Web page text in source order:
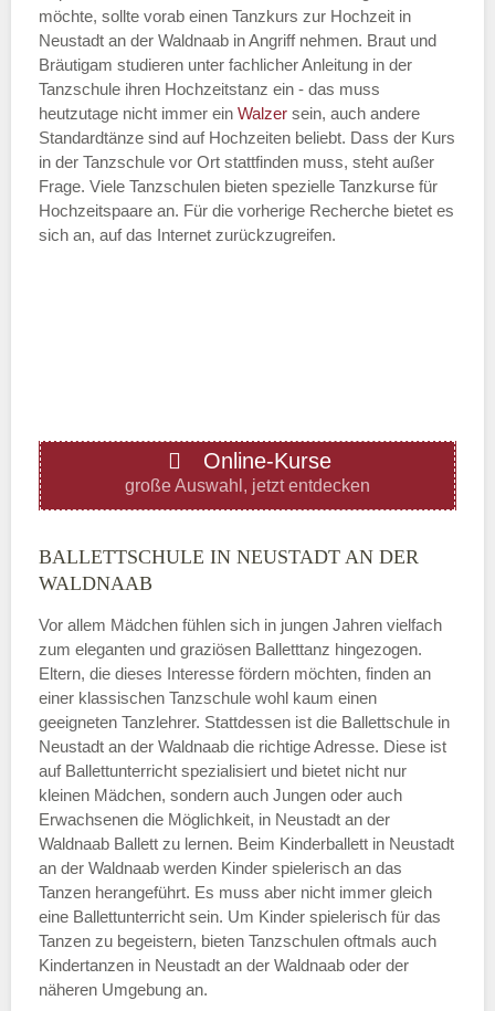
ÖFFNUNGSZEITEN HINZUFÜGEN
Dienstag
—
ÖFFNUNGSZEITEN HINZUFÜGEN
Donnerstag
—
Freitag
—
ÖFFNUNGSZEITEN HINZUFÜGEN
Samstag
—
ÖFFNUNGSZEITEN HINZUFÜGEN
möchte, sollte vorab einen Tanzkurs zur Hochzeit in
Neustadt an der Waldnaab in Angriff nehmen. Braut und
Bräutigam studieren unter fachlicher Anleitung in der
Tanzschule ihren Hochzeitstanz ein - das muss
heutzutage nicht immer ein Walzer sein, auch andere
Standardtänze sind auf Hochzeiten beliebt. Dass der Kurs
in der Tanzschule vor Ort stattfinden muss, steht außer
Frage. Viele Tanzschulen bieten spezielle Tanzkurse für
Hochzeitspaare an. Für die vorherige Recherche bietet es
sich an, auf das Internet zurückzugreifen.
Online-Kurse
große Auswahl, jetzt entdecken
BALLETTSCHULE IN NEUSTADT AN DER
WALDNAAB
Vor allem Mädchen fühlen sich in jungen Jahren vielfach
zum eleganten und graziösen Balletttanz hingezogen.
Eltern, die dieses Interesse fördern möchten, finden an
einer klassischen Tanzschule wohl kaum einen
geeigneten Tanzlehrer. Stattdessen ist die Ballettschule in
Neustadt an der Waldnaab die richtige Adresse. Diese ist
auf Ballettunterricht spezialisiert und bietet nicht nur
kleinen Mädchen, sondern auch Jungen oder auch
Erwachsenen die Möglichkeit, in Neustadt an der
Waldnaab Ballett zu lernen. Beim Kinderballett in Neustadt
an der Waldnaab werden Kinder spielerisch an das
Tanzen herangeführt. Es muss aber nicht immer gleich
eine Ballettunterricht sein. Um Kinder spielerisch für das
Tanzen zu begeistern, bieten Tanzschulen oftmals auch
Kindertanzen in Neustadt an der Waldnaab oder der
näheren Umgebung an.